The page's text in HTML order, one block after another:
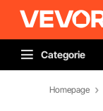
Categorie
Homepage